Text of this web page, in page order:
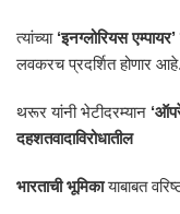
त्यांच्या ‘इनग्लोरियस
लवकरच प्रदर्शित होणार आहे.
थरूर यांनी भेटीदरम्यान
दहशतवादाविरोधातील
भारताची भूमिकायाबाबत